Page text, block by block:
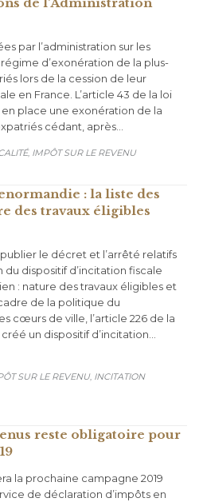
par l’administration sur les
d’exonération de la plus-
lors de la cession de leur
en France. L’article 43 de la loi
en place une exonération de la
cédant, après…
, IMPÔT SUR LE REVENU
: la liste des
des travaux éligibles
le décret et l’arrêté relatifs
dispositif d’incitation fiscale
: nature des travaux éligibles et
de la politique du
cœurs de ville, l’article 226 de la
un dispositif d’incitation…
SUR LE REVENU, INCITATION
reste obligatoire pour
la prochaine campagne 2019
de déclaration d’impôts en